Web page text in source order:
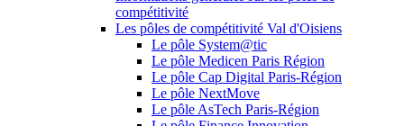
compétitivité
Les pôles de compétitivité Val d'Oisiens
Le pôle System@tic
Le pôle Medicen Paris Région
Le pôle Cap Digital Paris-Région
Le pôle NextMove
Le pôle AsTech Paris-Région